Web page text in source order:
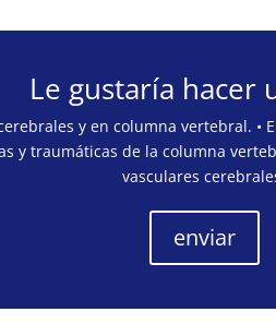
Le gustaría hacer
y en columna vertebral.
y traumáticas de la columna
vasculares
enviar